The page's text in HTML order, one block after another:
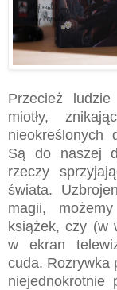
Przecież
miotły,
nieokreślonych
Są do naszej
rzeczy
świata.
magii,
książek, czy (w
w ekran
cuda. Rozrywka
niejednokrotnie